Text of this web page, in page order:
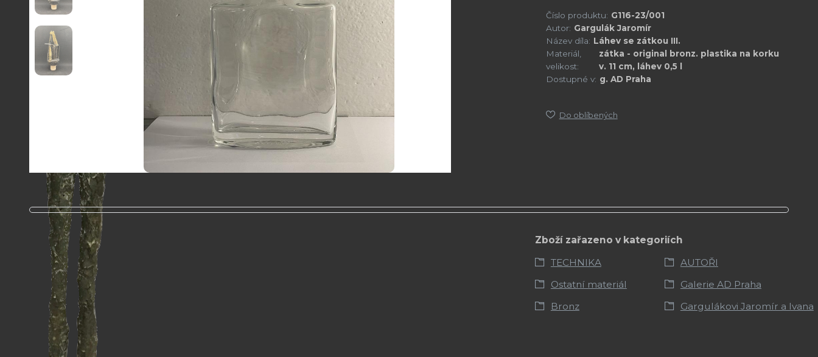
Číslo produktu: G116-23/001
Autor: Gargulák Jaromír
Název díla: Láhev se zátkou III.
Materiál,
velikost:
zátka - original bronz. plastika na korku
v. 11 cm, láhev 0,5 l
Dostupné v: g. AD Praha
Do oblíbených
Zboží zařazeno v kategoriích
TECHNIKA
AUTOŘI
Ostatní materiál
Galerie AD Praha
Bronz
Gargulákovi Jaromír a Ivana